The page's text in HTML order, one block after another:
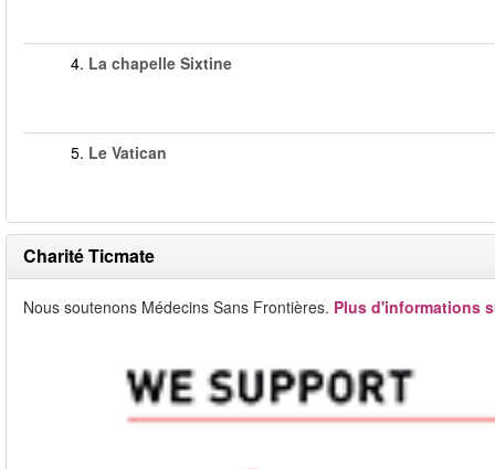
4. La chapelle Sixtine
5. Le Vatican
Charité Ticmate
Nous soutenons Médecins Sans Frontières. Plus d'informations